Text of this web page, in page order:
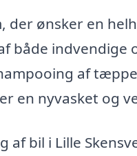
der ønsker en
både indvendige
af
en nyvasket og
af bil i Lille